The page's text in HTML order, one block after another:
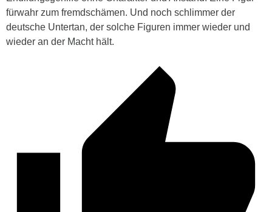
fürwahr zum fremdschämen. Und noch schlimmer der
deutsche Untertan, der solche Figuren immer wieder und
wieder an der Macht hält.